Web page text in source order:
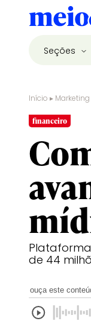
Seções
Início ▸ Marketing
financeiro
de 44
ouça este